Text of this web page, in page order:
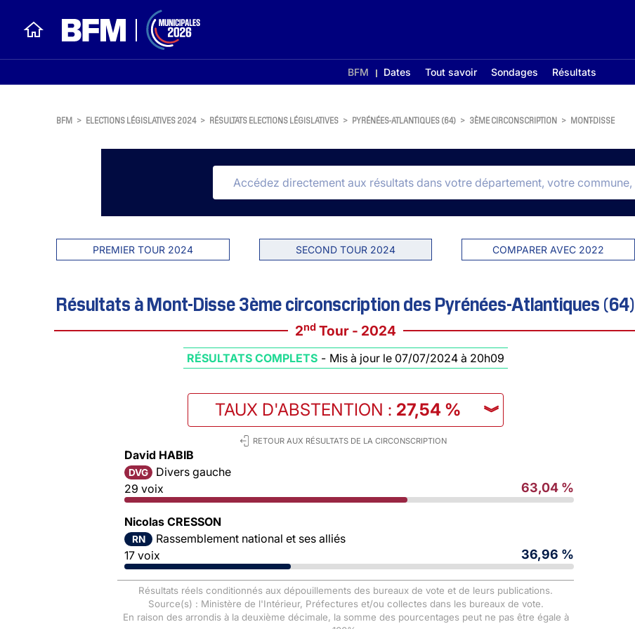
BFM Dates Tout savoir Sondages Résultats
BFM > ELECTIONS LÉGISLATIVES 2024 > RÉSULTATS ELECTIONS LÉGISLATIVES > PYRÉNÉES-ATLANTIQUES (64) > 3ÈME CIRCONSCRIPTION > MONT-DISSE
PREMIER TOUR 2024 SECOND TOUR 2024 COMPARER AVEC 2022
Résultats à Mont-Disse 3ème circonscription des Pyrénées-Atlantiques (64)
2nd Tour - 2024
RÉSULTATS COMPLETS - Mis à jour le 07/07/2024 à 20h09
TAUX D'ABSTENTION : 27,54 % ︾
RETOUR AUX RÉSULTATS DE LA CIRCONSCRIPTION
David HABIB
DVG
Divers gauche
29 voix
63,04 %
Nicolas CRESSON
RN
Rassemblement national et ses alliés
17 voix
36,96 %
Résultats réels conditionnés aux dépouillements des bureaux de vote et de leurs publications.
Source(s) : Ministère de l'Intérieur, Préfectures et/ou collectes dans les bureaux de vote.
En raison des arrondis à la deuxième décimale, la somme des pourcentages peut ne pas être égale à